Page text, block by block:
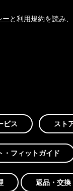
ーと利用規約を読み
ビス スト
・フィットガイド
返品・交換